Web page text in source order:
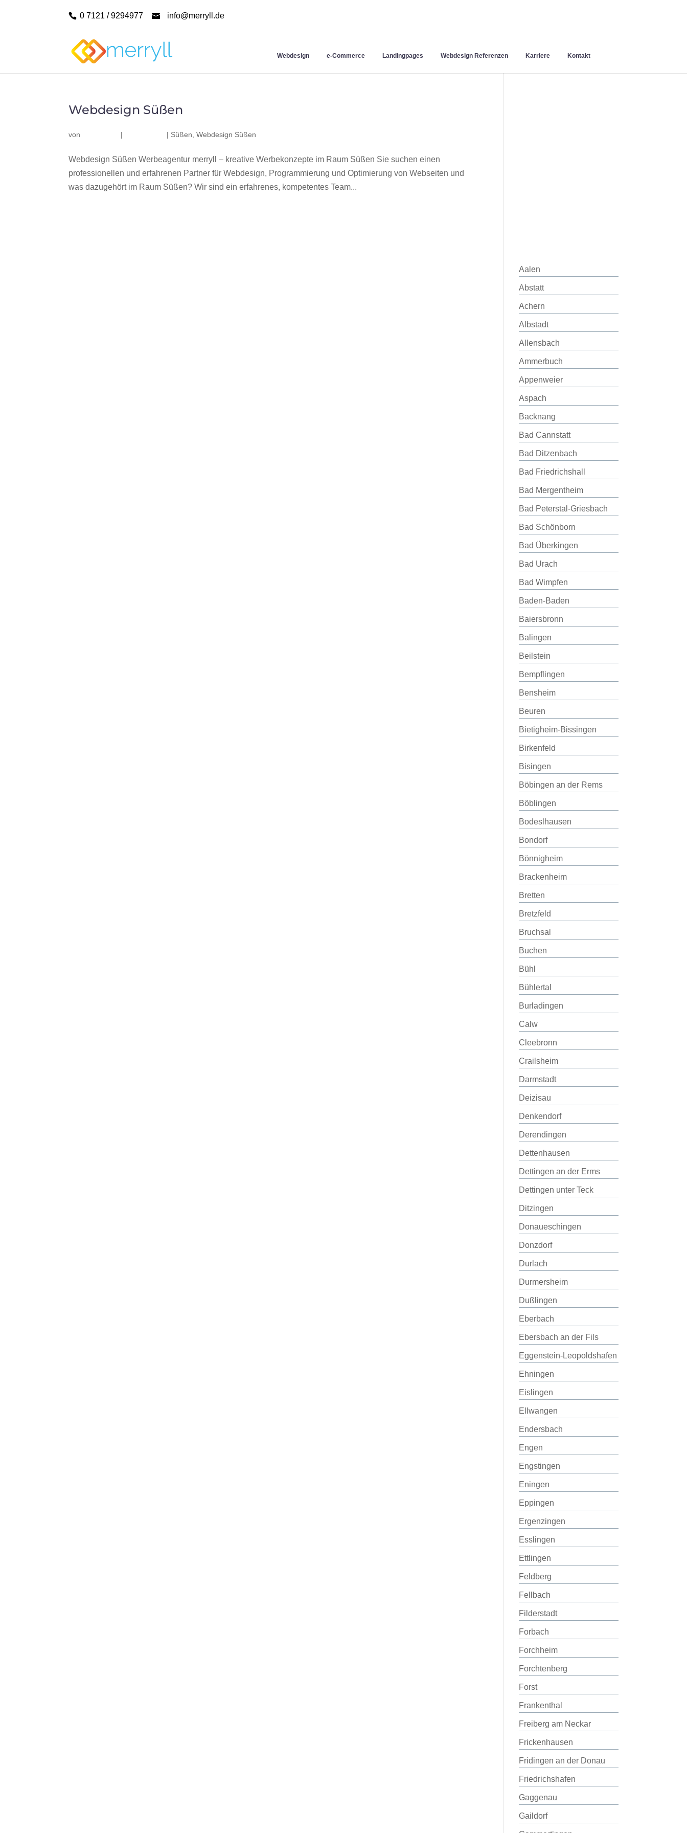
0 7121 / 9294977 info@merryll.de
Webdesign e-Commerce Landingpages Webdesign Referenzen Karriere Kontakt
Webdesign Süßen
von | | Süßen ,Webdesign Süßen
Webdesign Süßen Werbeagentur merryll – kreative Werbekonzepte im Raum Süßen Sie suchen einen
professionellen und erfahrenen Partner für Webdesign, Programmierung und Optimierung von Webseiten und
was dazugehört im Raum Süßen? Wir sind ein erfahrenes, kompetentes Team...
Aalen
Abstatt
Achern
Albstadt
Allensbach
Ammerbuch
Appenweier
Aspach
Backnang
Bad Cannstatt
Bad Ditzenbach
Bad Friedrichshall
Bad Mergentheim
Bad Peterstal-Griesbach
Bad Schönborn
Bad Überkingen
Bad Urach
Bad Wimpfen
Baden-Baden
Baiersbronn
Balingen
Beilstein
Bempflingen
Bensheim
Beuren
Bietigheim-Bissingen
Birkenfeld
Bisingen
Böbingen an der Rems
Böblingen
Bodeslhausen
Bondorf
Bönnigheim
Brackenheim
Bretten
Bretzfeld
Bruchsal
Buchen
Bühl
Bühlertal
Burladingen
Calw
Cleebronn
Crailsheim
Darmstadt
Deizisau
Denkendorf
Derendingen
Dettenhausen
Dettingen an der Erms
Dettingen unter Teck
Ditzingen
Donaueschingen
Donzdorf
Durlach
Durmersheim
Dußlingen
Eberbach
Ebersbach an der Fils
Eggenstein-Leopoldshafen
Ehningen
Eislingen
Ellwangen
Endersbach
Engen
Engstingen
Eningen
Eppingen
Ergenzingen
Esslingen
Ettlingen
Feldberg
Fellbach
Filderstadt
Forbach
Forchheim
Forchtenberg
Forst
Frankenthal
Freiberg am Neckar
Frickenhausen
Fridingen an der Donau
Friedrichshafen
Gaggenau
Gaildorf